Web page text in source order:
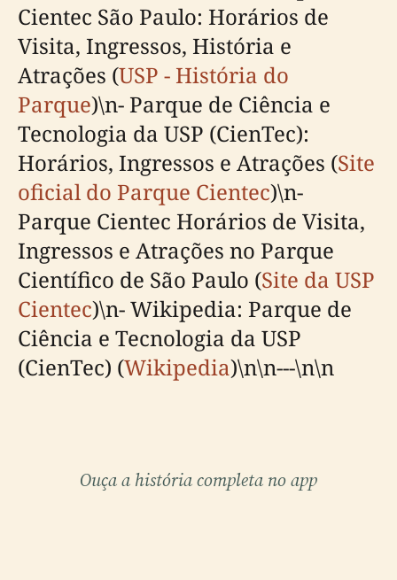
Cientec São Paulo: Horários de
Visita, Ingressos, História e
Atrações (USP - História do
Parque)\n- Parque de Ciência e
Tecnologia da USP (CienTec):
Horários, Ingressos e Atrações (Site
oficial do Parque Cientec)\n-
Parque Cientec Horários de Visita,
Ingressos e Atrações no Parque
Científico de São Paulo (Site da USP
Cientec)\n- Wikipedia: Parque de
Ciência e Tecnologia da USP
(CienTec) (Wikipedia)\n\n---\n\n
Ouça a história completa no app